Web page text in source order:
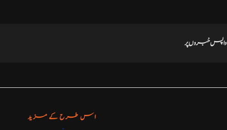
واپس خبروں پر
اس طرح کے مزید